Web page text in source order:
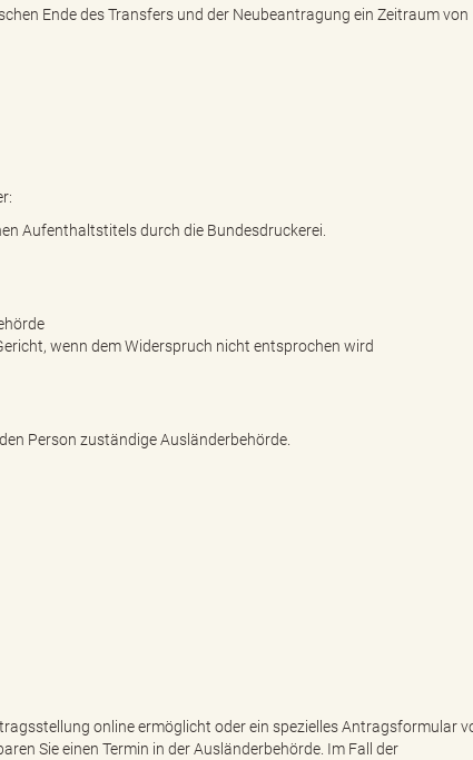
Ende des Transfers und der Neubeantragung ein Zeitraum von
Aufenthaltstitels durch die Bundesdruckerei.
wenn dem Widerspruch nicht entsprochen wird
Person zuständige Ausländerbehörde.
online ermöglicht oder ein spezielles Antragsformular
Sie einen Termin in der Ausländerbehörde. Im Fall der